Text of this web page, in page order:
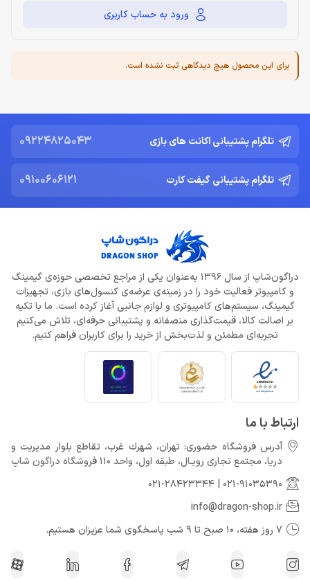
ورود به حساب کاربری
برای این محصول هیچ دیدگاهی ثبت نشده است.
تلگرام پشتیبانی اکانت های بازی 09224825043
تلگرام پشتیبانی گیفت کارت 09100606121
دراگون‌شاپ از سال 1396 به‌عنوان یکی از مراجع تخصصی حوزه‌ی گیمینگ
و کامپیوتر فعالیت خود را در زمینه‌ی عرضه‌ی کنسول‌های بازی، تجهیزات
گیمینگ، سیستم‌های کامپیوتری و لوازم جانبی آغاز کرده است. ما با تکیه
بر اصالت کالا، قیمت‌گذاری منصفانه و پشتیبانی حرفه‌ای، تلاش می‌کنیم
تجربه‌ای مطمئن و لذت‌بخش از خرید را برای کاربران فراهم کنیم.
ارتباط با ما
آدرس فروشگاه حضوری: تهران، شهرك غرب، تقاطع بلوار مدیریت و
دريا، مجتمع تجارى رويـال، طبقه اول، واحد 110 فروشگاه دراگون شاپ
021-91035390
021-28423344
info@dragon-shop.ir
7 روز هفته، 10 صبح تا 9 شب پاسخگوی شما عزیزان هستیم.